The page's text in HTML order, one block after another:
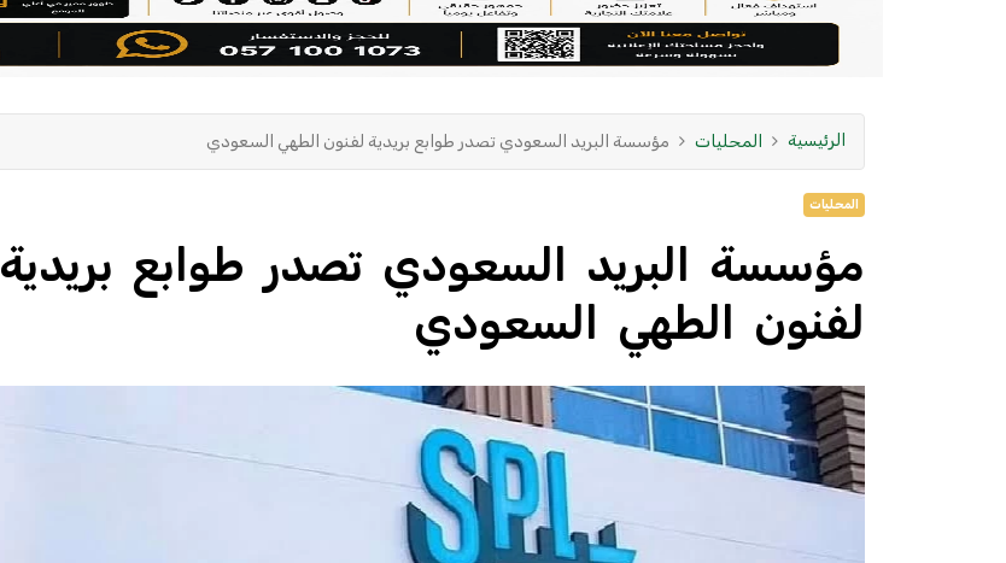
الرئيسية المحليات مؤسسة البريد السعودي تصدر طوابع بريدية لفنون الطهي السعودي
المحليات
مؤسسة البريد السعودي تصدر طوابع بريدية
لفنون الطهي السعودي